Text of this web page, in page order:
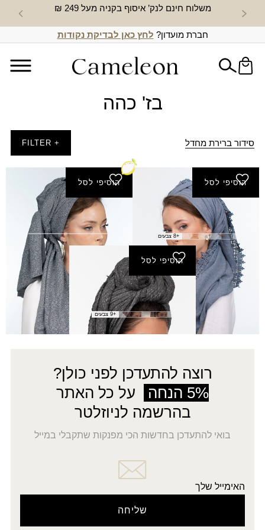
משלוח חינם לנק’ איסוף בקניה מעל 249 ₪ חדש
חברת מועדון? לחץ כאן לבדיקת נקודות
בז' כהה
סידור ברירת מחדל + FILTER
הוסיפי לסל
מטפחת רוני
₪70.00
+8 צבעים
הוסיפי לסל
צעיף אהובה
₪60.00
הוסיפי לסל
צעיף אלי
₪40.00
+9 צבעים
רוצה להתעדכן לפני כולן?
5% הנחה
על כל האתר
בהרשמה לניוזלטר
בואי להתעדכן בחדשות הכי מפנקות שתקבלי במייל
האימייל שלך